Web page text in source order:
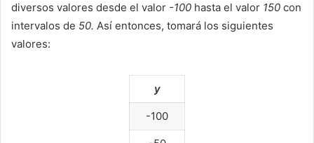
diversos valores desde el valor -100 hasta el valor 150 con
intervalos de 50. Así entonces, tomará los siguientes
valores:
y
-100